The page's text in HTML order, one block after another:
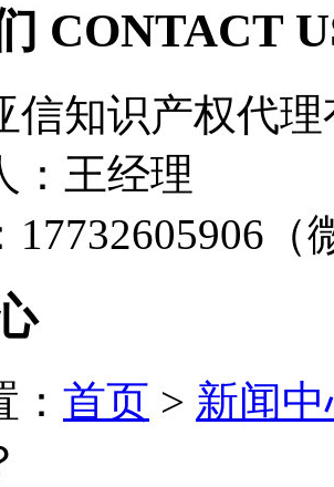
CONTACT
信知识产权代
：王经理
17732605906（
首页 > 新闻